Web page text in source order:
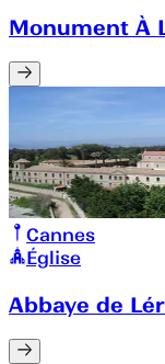
Monument À
Cannes
Église
Abbaye de